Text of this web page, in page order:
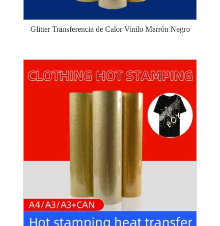
Glitter Transferencia de Calor Vinilo Marrón Negro